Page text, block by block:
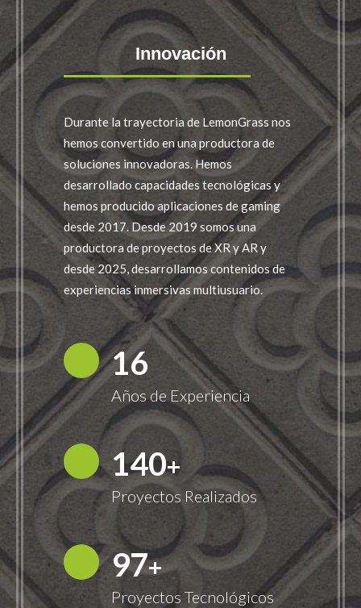
Innovación
Durante la trayectoria de LemonGrass nos
hemos convertido en una productora de
soluciones innovadoras. Hemos
desarrollado capacidades tecnológicas y
hemos producido aplicaciones de gaming
desde 2017. Desde 2019 somos una
productora de proyectos de XR y AR y
desde 2025, desarrollamos contenidos de
experiencias inmersivas multiusuario.
18
Años de Experiencia
149+
Proyectos Realizados
100+
Proyectos Tecnológicos